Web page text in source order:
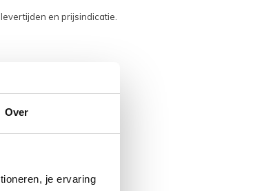
Over
je ervaring
en prijsindicatie.